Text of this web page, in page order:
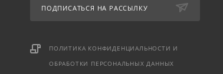
ПОДПИСАТЬСЯ НА РАССЫЛКУ
ПОЛИТИКА КОНФИДЕНЦИАЛЬНОСТИ И
ОБРАБОТКИ ПЕРСОНАЛЬНЫХ ДАННЫХ